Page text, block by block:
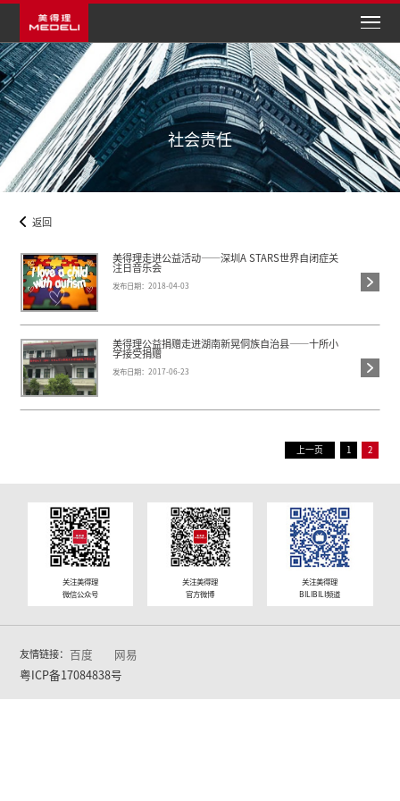
社会责任
返回
美得理走进公益活动——深圳A
注日音乐会
发布日期：2018-04-03
美得理公益捐赠走进湖南新晃侗族自
学接受捐赠
发布日期：2017-06-23